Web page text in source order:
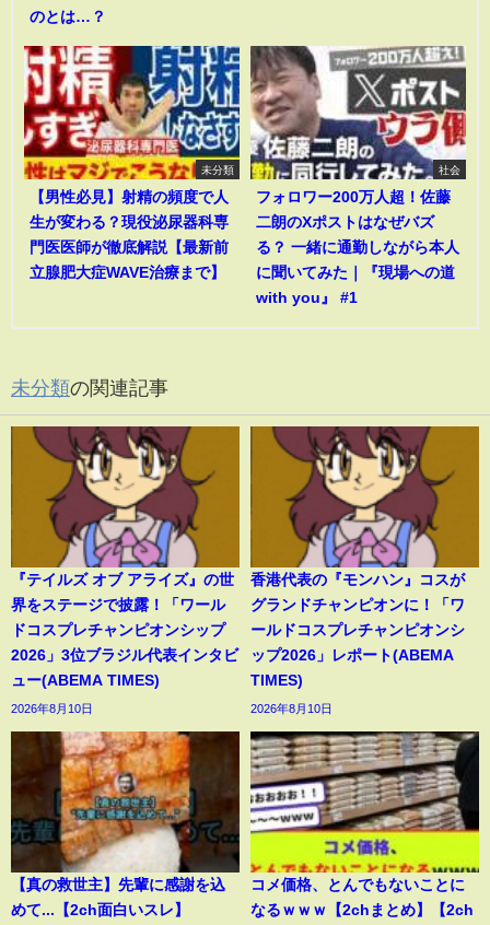
のとは…？
未分類
【男性必見】射精の頻度で人
生が変わる？現役泌尿器科専
門医医師が徹底解説【最新前
立腺肥大症WAVE治療まで】
社会
フォロワー200万人超！佐藤
二朗のXポストはなぜバズ
る？ 一緒に通勤しながら本人
に聞いてみた｜『現場への道
with you』 #1
未分類の関連記事
『テイルズ オブ アライズ』の世
界をステージで披露！「ワール
ドコスプレチャンピオンシップ
2026」3位ブラジル代表インタビ
ュー(ABEMA TIMES)
2026年8月10日
香港代表の『モンハン』コスが
グランドチャンピオンに！「ワ
ールドコスプレチャンピオンシ
ップ2026」レポート(ABEMA
TIMES)
2026年8月10日
【真の救世主】先輩に感謝を込
めて...【2ch面白いスレ】
コメ価格、とんでもないことに
なるｗｗｗ【2chまとめ】【2ch